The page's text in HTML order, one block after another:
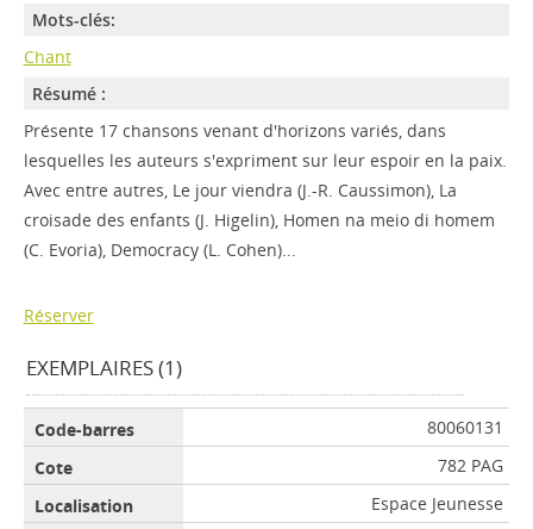
Mots-clés:
Chant
Résumé :
Présente 17 chansons venant d'horizons variés, dans
lesquelles les auteurs s'expriment sur leur espoir en la paix.
Avec entre autres, Le jour viendra (J.-R. Caussimon), La
croisade des enfants (J. Higelin), Homen na meio di homem
(C. Evoria), Democracy (L. Cohen)...
Réserver
EXEMPLAIRES (1)
80060131
782 PAG
Espace Jeunesse